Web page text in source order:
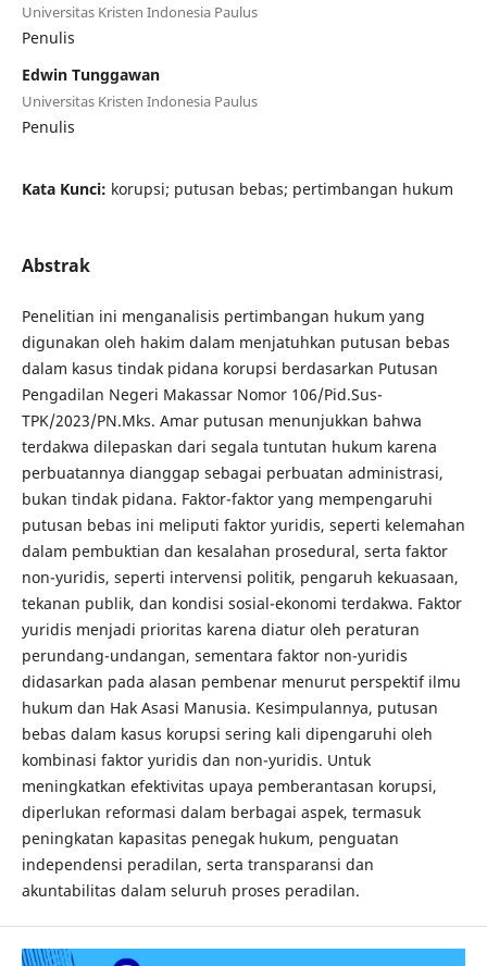
Universitas Kristen Indonesia Paulus
Penulis
Edwin Tunggawan
Universitas Kristen Indonesia Paulus
Penulis
Kata Kunci: korupsi; putusan bebas; pertimbangan hukum
Abstrak
Penelitian ini menganalisis pertimbangan hukum yang
digunakan oleh hakim dalam menjatuhkan putusan bebas
dalam kasus tindak pidana korupsi berdasarkan Putusan
Pengadilan Negeri Makassar Nomor 106/Pid.Sus-
TPK/2023/PN.Mks. Amar putusan menunjukkan bahwa
terdakwa dilepaskan dari segala tuntutan hukum karena
perbuatannya dianggap sebagai perbuatan administrasi,
bukan tindak pidana. Faktor-faktor yang mempengaruhi
putusan bebas ini meliputi faktor yuridis, seperti kelemahan
dalam pembuktian dan kesalahan prosedural, serta faktor
non-yuridis, seperti intervensi politik, pengaruh kekuasaan,
tekanan publik, dan kondisi sosial-ekonomi terdakwa. Faktor
yuridis menjadi prioritas karena diatur oleh peraturan
perundang-undangan, sementara faktor non-yuridis
didasarkan pada alasan pembenar menurut perspektif ilmu
hukum dan Hak Asasi Manusia. Kesimpulannya, putusan
bebas dalam kasus korupsi sering kali dipengaruhi oleh
kombinasi faktor yuridis dan non-yuridis. Untuk
meningkatkan efektivitas upaya pemberantasan korupsi,
diperlukan reformasi dalam berbagai aspek, termasuk
peningkatan kapasitas penegak hukum, penguatan
independensi peradilan, serta transparansi dan
akuntabilitas dalam seluruh proses peradilan.